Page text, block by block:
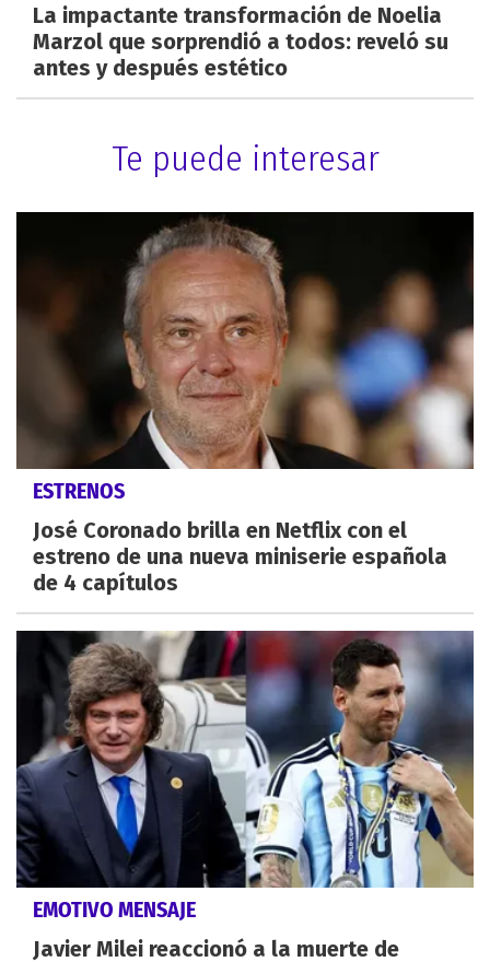
La impactante transformación de Noelia
Marzol que sorprendió a todos: reveló su
antes y después estético
Te puede interesar
ESTRENOS
José Coronado brilla en Netflix con el
estreno de una nueva miniserie española
de 4 capítulos
EMOTIVO MENSAJE
Javier Milei reaccionó a la muerte de